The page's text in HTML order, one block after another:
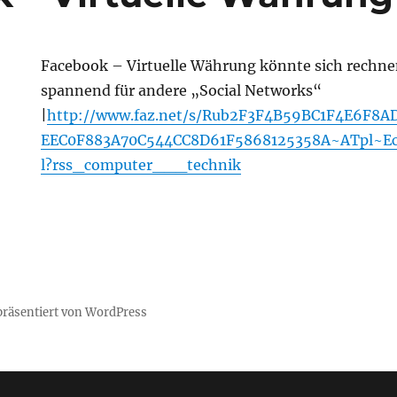
Facebook – Virtuelle Währung könnte sich
spannend für andere „Social Networks“
|http://www.faz.net/s/
l?rss_computer___technik
von WordPress